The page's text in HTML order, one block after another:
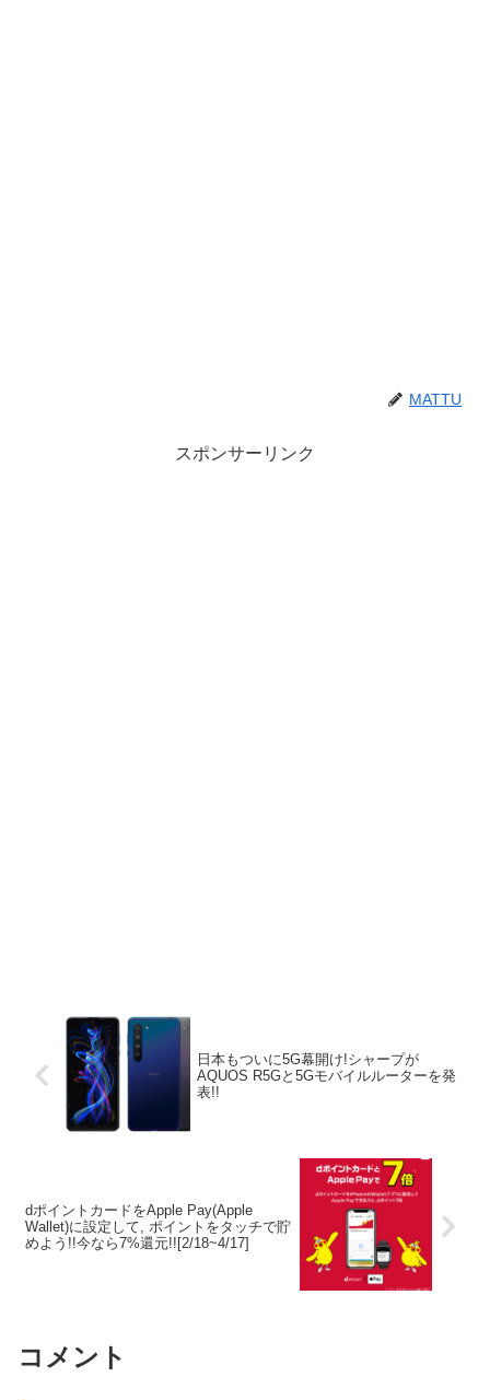
MATTU
スポンサーリンク
日本もついに5G幕開け!シャープが
AQUOS R5Gと5Gモバイルルーターを発
表!!
dポイントカードをApple Pay(Apple
Wallet)に設定して, ポイントをタッチで貯
めよう!!今なら7%還元!![2/18~4/17]
コメント